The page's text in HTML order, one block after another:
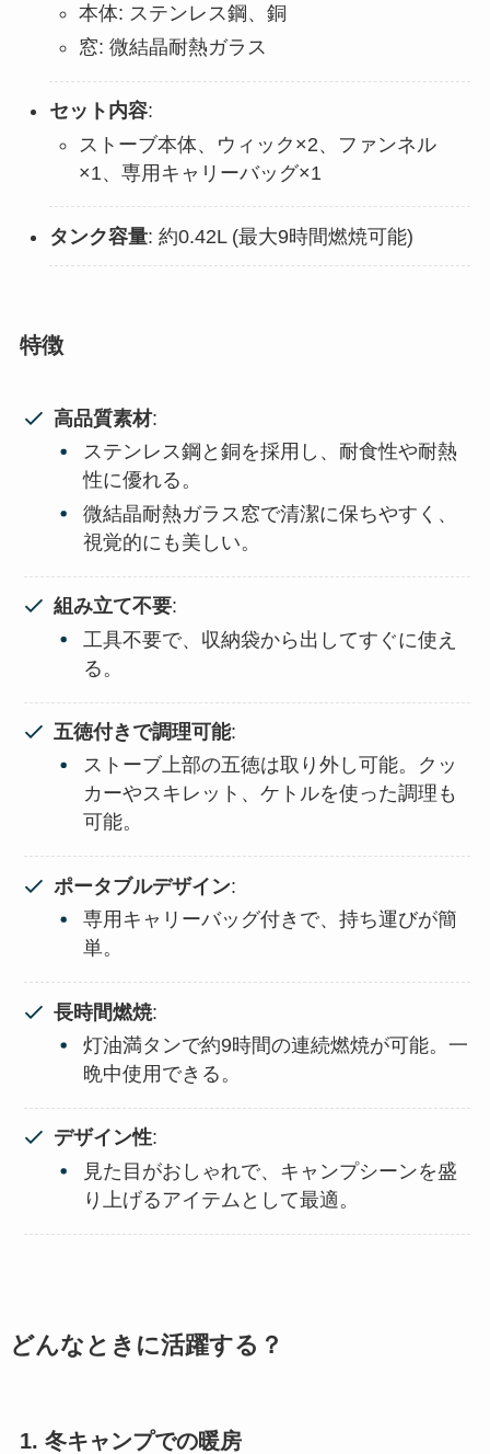
本体: ステンレス鋼、銅
窓: 微結晶耐熱ガラス
セット内容:
ストーブ本体、ウィック×2、ファンネル
×1、専用キャリーバッグ×1
タンク容量: 約0.42L (最大9時間燃焼可能)
特徴
高品質素材:
ステンレス鋼と銅を採用し、耐食性や耐熱
性に優れる。
微結晶耐熱ガラス窓で清潔に保ちやすく、
視覚的にも美しい。
組み立て不要:
工具不要で、収納袋から出してすぐに使え
る。
五徳付きで調理可能:
ストーブ上部の五徳は取り外し可能。クッ
カーやスキレット、ケトルを使った調理も
可能。
ポータブルデザイン:
専用キャリーバッグ付きで、持ち運びが簡
単。
長時間燃焼:
灯油満タンで約9時間の連続燃焼が可能。一
晩中使用できる。
デザイン性:
見た目がおしゃれで、キャンプシーンを盛
り上げるアイテムとして最適。
どんなときに活躍する？
1. 冬キャンプでの暖房